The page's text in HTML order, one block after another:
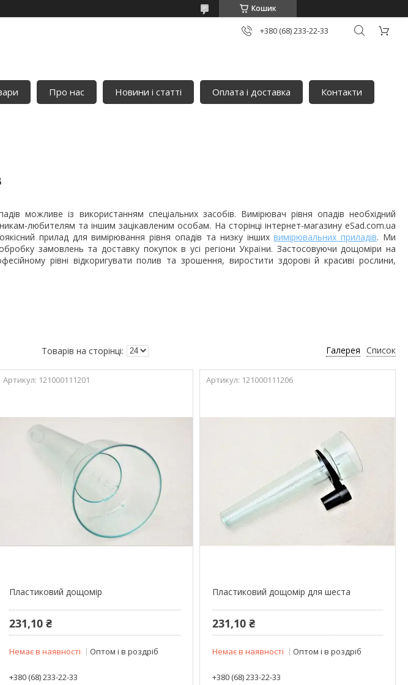
Кошик
+380 (68) 233-22-33
Про нас Новини і статті Оплата і доставка Контакти
можливе із використанням спеціальних засобів. Вимірювач рівня опадів необхідний
любителям та іншим зацікавленим особам. На сторінці інтернет-магазину eSad.com.ua
прилад для вимірювання рівня опадів та низку іншихвимірювальних приладів. Ми
замовлень та доставку покупок в усі регіони України. Застосовуючи дощоміри на
рівні відкоригувати полив та зрошення, виростити здорові й красиві рослини,
Галерея Список
121000111201
Пластиковий дощомір
231,10 ₴
Немає в наявності Оптом і в роздріб
+380 (68) 233-22-33
121000111206
Пластиковий дощомір для шеста
231,10 ₴
Немає в наявності Оптом і в роздріб
+380 (68) 233-22-33